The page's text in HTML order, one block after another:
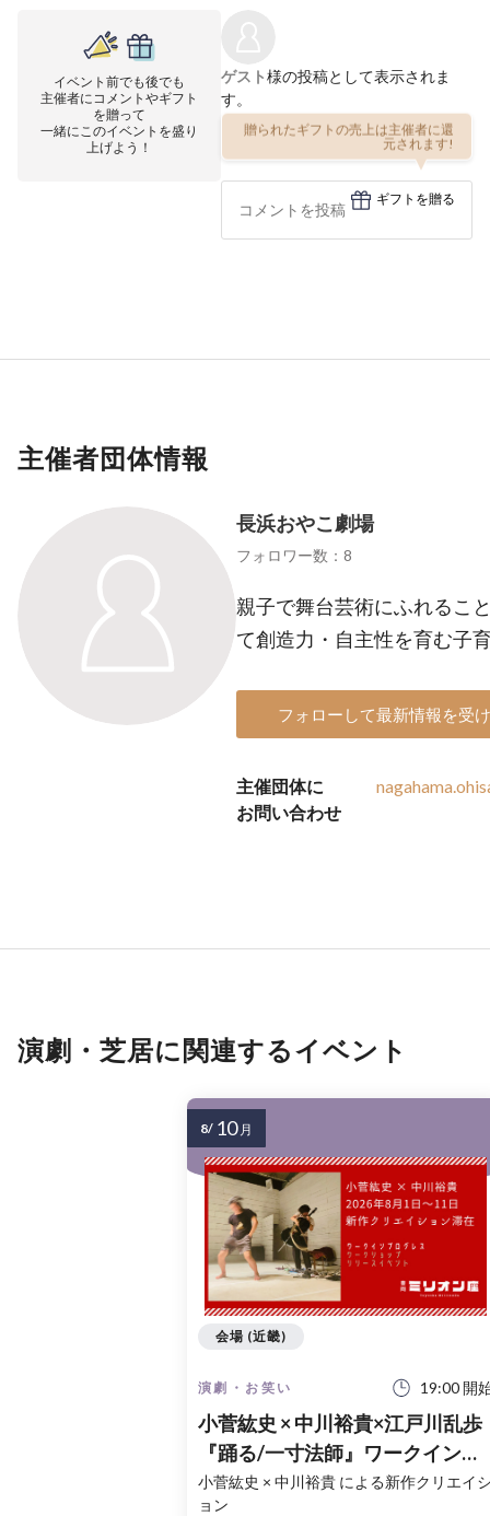
イベント前でも後でも
主催者にコメントやギフト
を贈って
一緒にこのイベントを盛り
上げよう！
ゲスト様の投稿として表示されま
す。
贈られたギフトの売上は主催者に還
元されます!
ギフトを贈る
主催者団体情報
長浜おやこ劇場
フォロワー数：8
親子で舞台芸術にふれるこ
て創造力・自主性を育む子
フォローして最新情報を受
主催団体に
お問い合わせ
演劇・芝居に関連するイベント
演劇・お笑い 19:00 開
小菅紘史 × 中川裕貴×江戸川乱歩
『踊る/一寸法師』ワークインプ
ログレス
小菅紘史 × 中川裕貴 による新作クリエイ
ョン
会場 (近畿)
8/ 10 月